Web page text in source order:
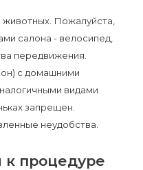
Пожалуйста,
салона - велосипед,
передвижения.
с домашними
видами
запрещен.
неудобства.
к процедуре